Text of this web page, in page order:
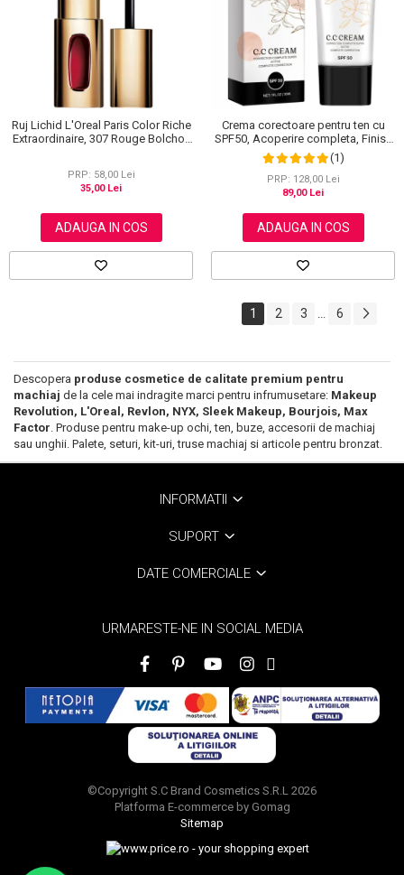
Ruj Lichid L'Oreal Paris Color Riche
Extraordinaire, 307 Rouge Bolchoi,
PRP: 58,00 Lei
35,00 Lei
ADAUGA IN COS
Crema corectoare pentru ten cu
SPF50, Acoperire completa, Finish
mat, Rezistenta, Anti Roseata, CC
Cream Sefudun, 30 ml
(1)
PRP: 128,00 Lei
89,00 Lei
ADAUGA IN COS
1 2 3 6
Descopera produse cosmetice de calitate premium pentru
machiaj de la cele mai indragite marci pentru infrumusetare: Makeup
Revolution, L'Oreal, Revlon, NYX, Sleek Makeup, Bourjois, Max
Factor . Produse pentru make-up ochi, ten, buze, accesorii de machiaj
sau unghii. Palete, seturi, kit-uri, truse machiaj si articole pentru bronzat.
INFORMATII
SUPORT
DATE COMERCIALE
URMARESTE-NE IN SOCIAL MEDIA
©Copyright S.C Brand Cosmetics S.R.L 2026
Platforma E-commerce by Gomag
Sitemap